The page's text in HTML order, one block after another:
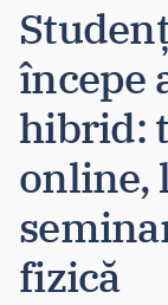
începe
hibrid:
online,
fizică